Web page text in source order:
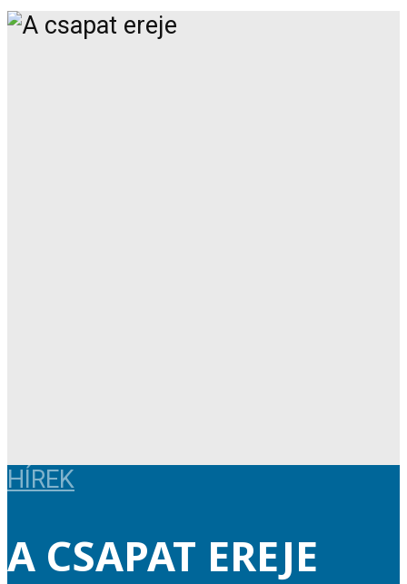
HÍREK
A CSAPAT EREJE